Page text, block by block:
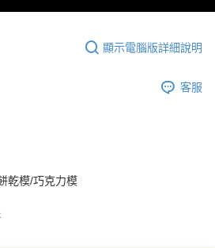
顯示電腦版詳細說明
客服
乾模/巧克力模